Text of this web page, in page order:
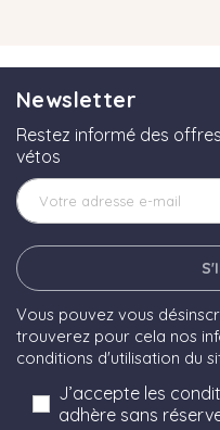
Newsletter
Restez informé des
vétos
Vous pouvez vous
trouverez pour cela nos
conditions d'utilisation du
J’accepte les
adhère sans